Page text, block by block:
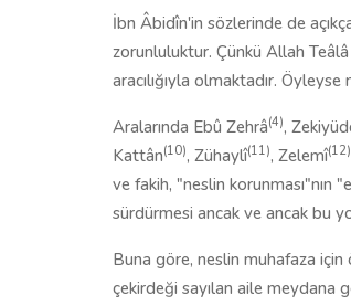
İbn Âbidîn'in sözlerinde de
zorunluluktur. Çünkü Allah Teâlâ
aracılığıyla olmaktadır.
Aralarında Ebû Zehrâ(4),
Kattân(10), Zühaylî(11), Zelemî(12)
ve fakih, "neslin korunması"nın
sürdürmesi ancak ve ancak bu
Buna göre, neslin muhafaza
çekirdeği sayılan aile meydana